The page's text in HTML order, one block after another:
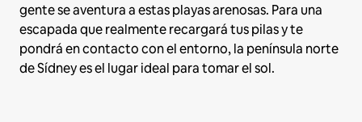
gente se aventura a estas playas arenosas. Para una
escapada que realmente recargará tus pilas y te
pondrá en contacto con el entorno, la península norte
de Sídney es el lugar ideal para tomar el sol.